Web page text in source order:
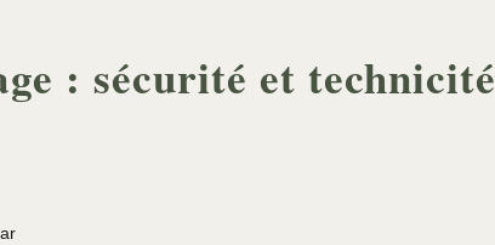
: sécurité et technicité